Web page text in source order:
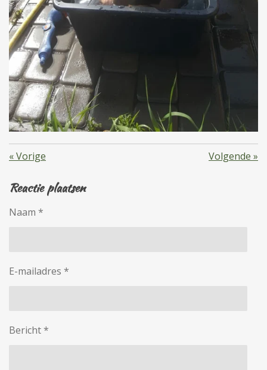
«Vorige Volgende »
Reactie plaatsen
Naam *
E-mailadres *
Bericht *